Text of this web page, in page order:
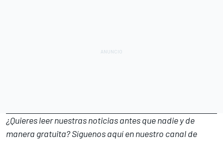
¿Quieres leer nuestras noticias antes que nadie y de
manera gratuita? Síguenosaquí en nuestro canal de